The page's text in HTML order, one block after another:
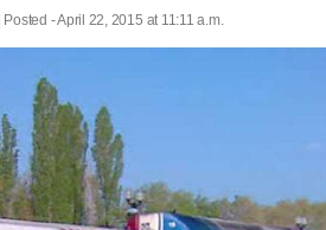
- April 22, 2015 at 11:11 a.m.